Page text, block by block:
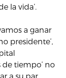
la vida’.
a ganar
presidente’,
de tiempo’ no
a su par